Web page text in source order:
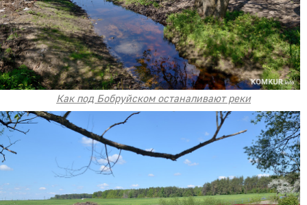
Как под Бобруйском останаливают реки